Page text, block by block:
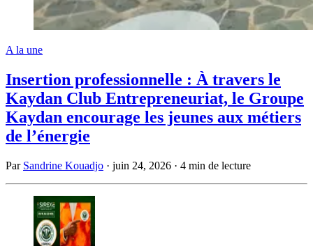
A la une
Insertion professionnelle : À travers le
Kaydan Club Entrepreneuriat, le Groupe
Kaydan encourage les jeunes aux métiers
de l’énergie
Par Sandrine Kouadjo · juin 24, 2026 · 4 min de lecture